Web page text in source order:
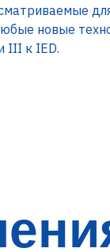
новые
III к IED.